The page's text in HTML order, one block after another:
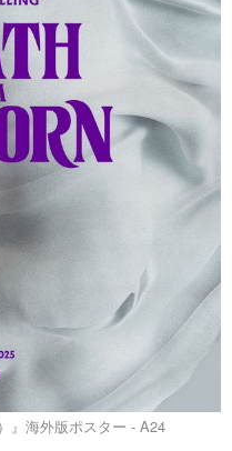
』海外版ポスター - A24